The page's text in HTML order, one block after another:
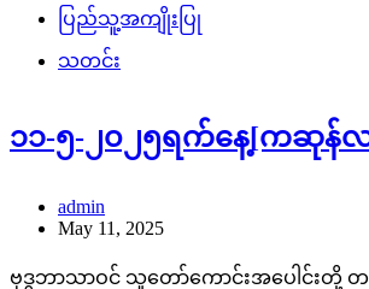
ပြည်သူ့အကျိုးပြု
သတင်း
၁၁-၅-၂၀၂၅ရက်နေ့[ကဆုန်လပ
admin
May 11, 2025
ဗုဒ္ဓဘာသာဝင် သူတော်ကောင်းအပေါင်းတို့ တ